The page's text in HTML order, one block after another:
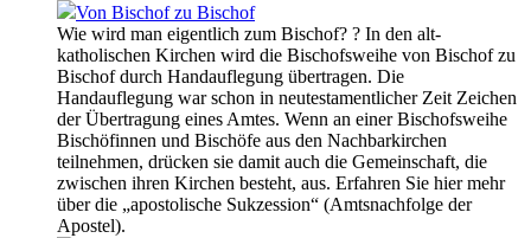
Von Bischof zu Bischof
Wie wird man eigentlich zum Bischof? ? In den alt-
katholischen Kirchen wird die Bischofsweihe von Bischof zu
Bischof durch Handauflegung übertragen. Die
Handauflegung war schon in neutestamentlicher Zeit Zeichen
der Übertragung eines Amtes. Wenn an einer Bischofsweihe
Bischöfinnen und Bischöfe aus den Nachbarkirchen
teilnehmen, drücken sie damit auch die Gemeinschaft, die
zwischen ihren Kirchen besteht, aus. Erfahren Sie hier mehr
über die „apostolische Sukzession“ (Amtsnachfolge der
Apostel).